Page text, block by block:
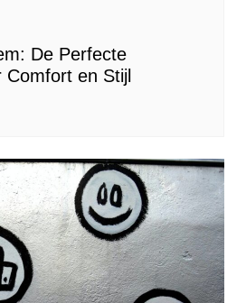
De Perfecte
Comfort en Stijl